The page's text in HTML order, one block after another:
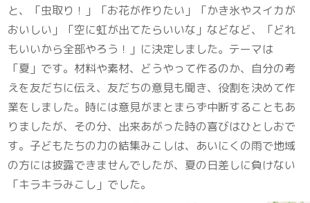
と、「虫取り！」「お花が作りたい」「かき氷やスイカが
おいしい」「空に虹が出てたらいいな」などなど、「どれ
もいいから全部やろう！」に決定しました。テーマは
「夏」です。材料や素材、どうやって作るのか、自分の考
えを友だちに伝え、友だちの意見も聞き、役割を決めて作
業をしました。時には意見がまとまらず中断することもあ
りましたが、その分、出来あがった時の喜びはひとしおで
す。子どもたちの力の結集みこしは、あいにくの雨で地域
の方には披露できませんでしたが、夏の日差しに負けない
「キラキラみこし」でした。